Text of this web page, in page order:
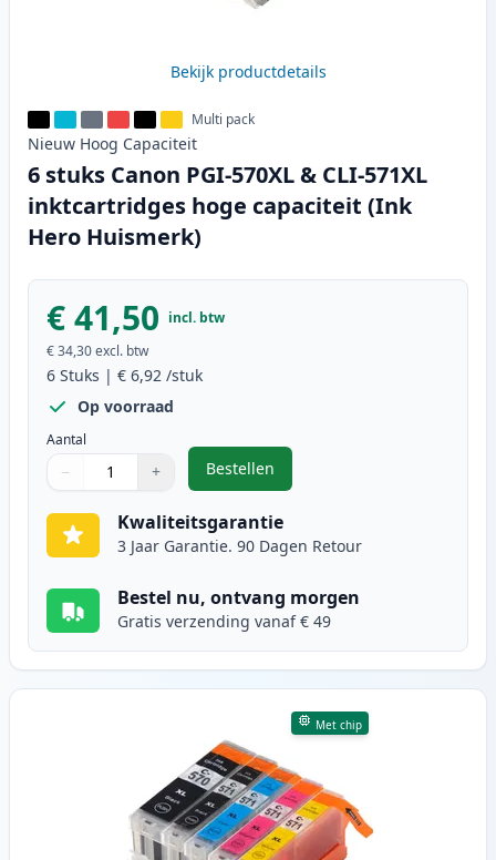
Bekijk productdetails
Multi pack
Nieuw Hoog Capaciteit
6 stuks Canon PGI-570XL & CLI-571XL
inktcartridges hoge capaciteit (Ink
Hero Huismerk)
€ 41,50 incl. btw
€ 34,30excl. btw
6 Stuks | € 6,92 /stuk
Op voorraad
Aantal
Gebruik de knoppen om aan te passen
− +
1
Bestellen
,6 stuks Canon PGI-570XL &
Kwaliteitsgarantie
3 Jaar Garantie. 90 Dagen Retour
Bestel nu, ontvang morgen
Gratis verzending vanaf € 49
Met chip